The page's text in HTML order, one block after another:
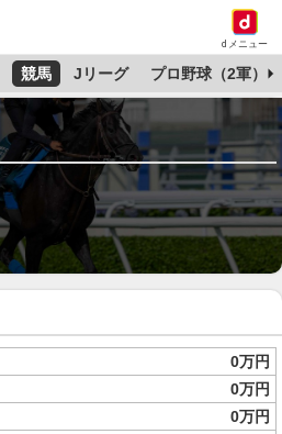
dメニュー
競馬 Jリーグ プロ野球（2軍）
0万円
0万円
0万円